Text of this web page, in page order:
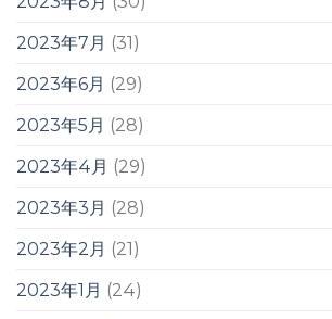
2023年7月 (31)
2023年6月 (29)
2023年5月 (28)
2023年4月 (29)
2023年3月 (28)
2023年2月 (21)
2023年1月 (24)